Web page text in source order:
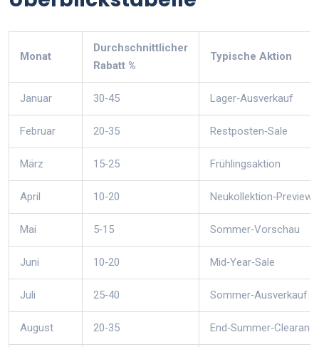
Monat
Durchschnittlicher
Rabatt %
Typische Aktion
Januar 30‑45 Lager‑Ausverkauf
Februar 20‑35 Restposten‑Sale
März 15‑25 Frühlingsaktion
April 10‑20 Neukollektion‑Preview
Mai 5‑15 Sommer‑Vorschau
Juni 10‑20 Mid‑Year‑Sale
Juli 25‑40 Sommer‑Ausverkauf
August 20‑35